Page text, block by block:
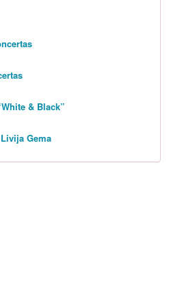
& Black”
Gema